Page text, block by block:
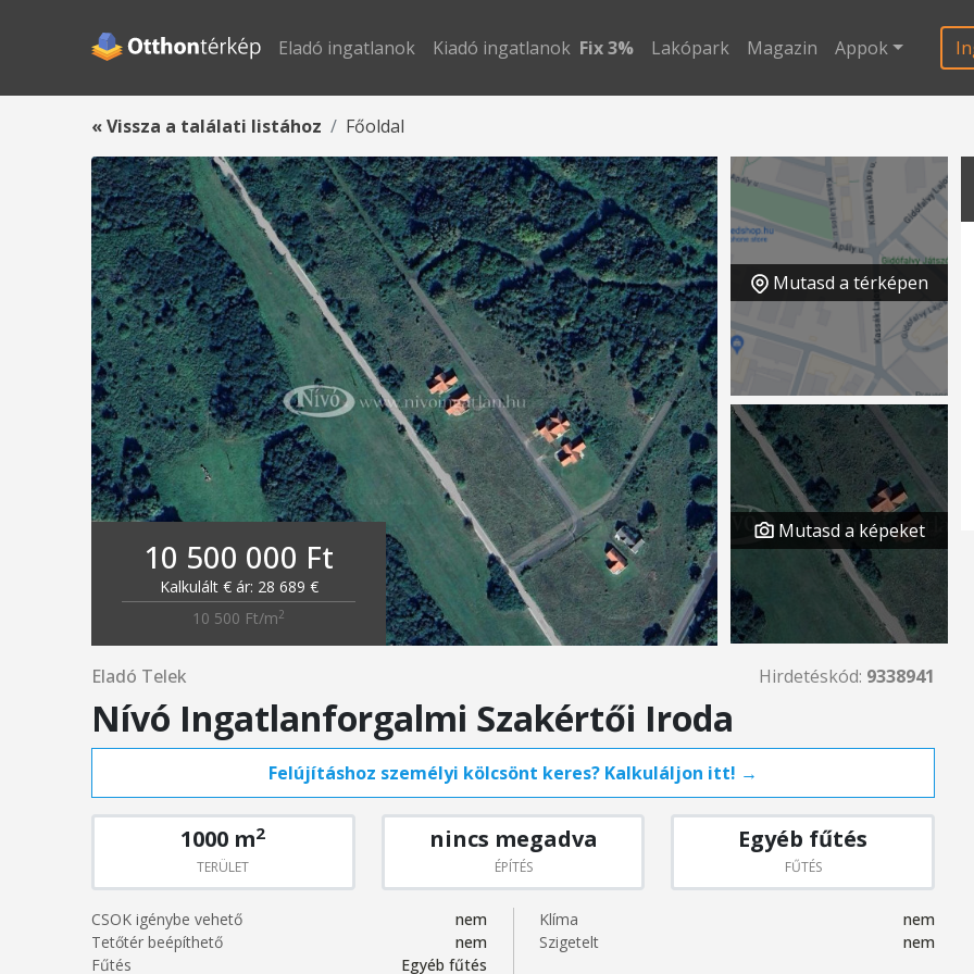
Eladó ingatlanok Kiadó ingatlanok Fix 3% Lakópark Magazin Appok
« Vissza a találati listához Főoldal
10 500 000 Ft
Kalkulált € ár: 28 689 €
10 500 Ft/m2
Mutasd a térképen
Mutasd a képeket
Eladó Telek Hirdetéskód: 9338941
Nívó Ingatlanforgalmi Szakértői Iroda
Felújításhoz személyi kölcsönt keres? Kalkuláljon itt! →
1000 m2
TERÜLET
nincs megadva
ÉPÍTÉS
Egyéb fűtés
FŰTÉS
CSOK igénybe vehető
nem
Tetőtér beépíthető
nem
Fűtés
Egyéb fűtés
Klíma
nem
Szigetelt
nem